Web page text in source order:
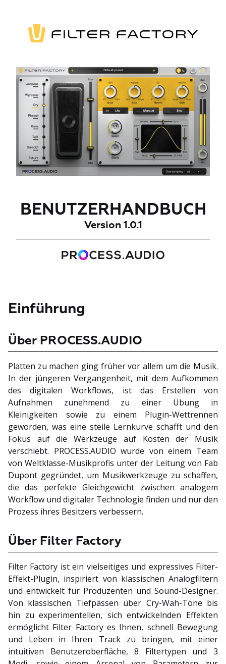
BENUTZERHANDBUCH
Version 1.0.1
Einführung
Über PROCESS.AUDIO
Platten zu machen ging früher vor allem um die Musik.
In der jüngeren Vergangenheit, mit dem Aufkommen
des digitalen Workflows, ist das Erstellen von
Aufnahmen zunehmend zu einer Übung in
Kleinigkeiten sowie zu einem Plugin-Wettrennen
geworden, was eine steile Lernkurve schafft und den
Fokus auf die Werkzeuge auf Kosten der Musik
verschiebt. PROCESS.AUDIO wurde von einem Team
von Weltklasse-Musikprofis unter der Leitung von Fab
Dupont gegründet, um Musikwerkzeuge zu schaffen,
die das perfekte Gleichgewicht zwischen analogem
Workflow und digitaler Technologie finden und nur den
Prozess ihres Besitzers verbessern.
Über Filter Factory
Filter Factory ist ein vielseitiges und expressives Filter-
Effekt-Plugin, inspiriert von klassischen Analogfiltern
und entwickelt für Produzenten und Sound-Designer.
Von klassischen Tiefpässen über Cry-Wah-Töne bis
hin zu experimentellen, sich entwickelnden Effekten
ermöglicht Filter Factory es Ihnen, schnell Bewegung
und Leben in Ihren Track zu bringen, mit einer
intuitiven Benutzeroberfläche, 8 Filtertypen und 3